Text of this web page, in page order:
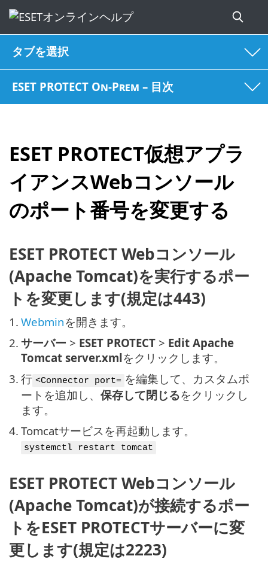
タブを選択
ESET PROTECT On-Prem – 目次
ESET PROTECT仮想アプラ
イアンスWebコンソール
のポート番号を変更する
ESET PROTECT Webコンソール
(Apache Tomcat)を実行するポー
トを変更します(規定は443)
1. Webminを開きます。
2. サーバー > ESET PROTECT > Edit Apache
Tomcat server.xmlをクリックします。
3. 行 <Connector port= を編集して、カスタムポ
ートを追加し、 保存して閉じるをクリックし
ます。
4. Tomcatサービスを再起動します。
systemctl restart tomcat
ESET PROTECT Webコンソール
(Apache Tomcat)が接続するポー
トをESET PROTECTサーバーに変
更します(規定は2223)